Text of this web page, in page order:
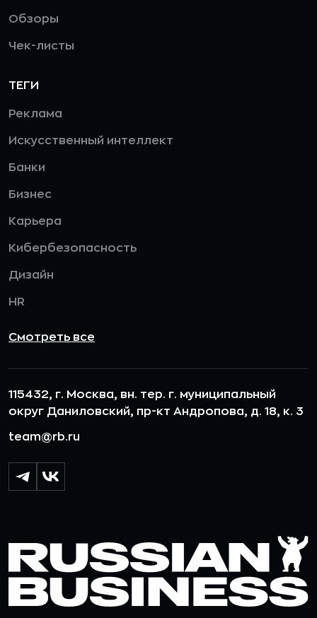
Обзоры
Чек-листы
ТЕГИ
Реклама
Искусственный интеллект
Банки
Бизнес
Карьера
Кибербезопасность
Дизайн
HR
Смотреть все
115432, г. Москва, вн. тер. г. муниципальный
округ Даниловский, пр-кт Андропова, д. 18, к. 3
team@rb.ru